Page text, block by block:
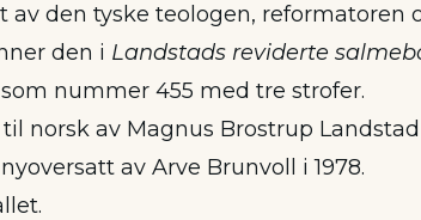
den tyske teologen, reformatoren
den i Landstads reviderte
som nummer 455 med tre strofer.
norsk av Magnus Brostrup
av Arve Brunvoll i 1978.